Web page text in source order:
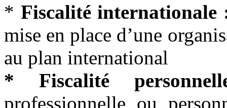
* Fiscalité internationale
mise en place d’une
au plan international
* Fiscalité
professionnelle ou